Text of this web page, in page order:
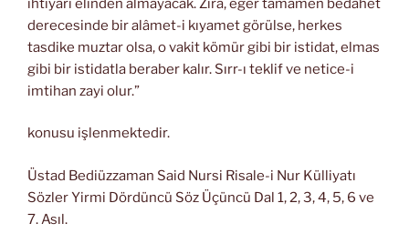
derecesinde bir alâmet-i kıyamet görülse, herkes
tasdike muztar olsa, o vakit kömür gibi bir istidat, elmas
gibi bir istidatla beraber kalır. Sırr-ı teklif ve netice-i
imtihan zayi olur.”
konusu işlenmektedir.
Üstad Bediüzzaman Said Nursi Risale-i Nur Külliyatı
Sözler Yirmi Dördüncü Söz Üçüncü Dal 1, 2, 3, 4, 5, 6 ve
7. Asıl.